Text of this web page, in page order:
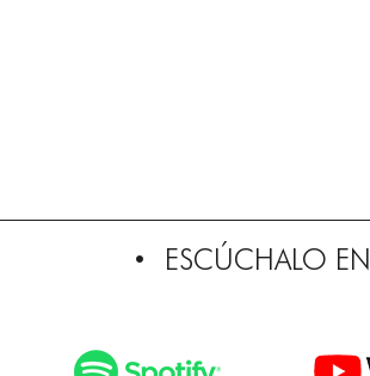
ESCÚCHALO EN